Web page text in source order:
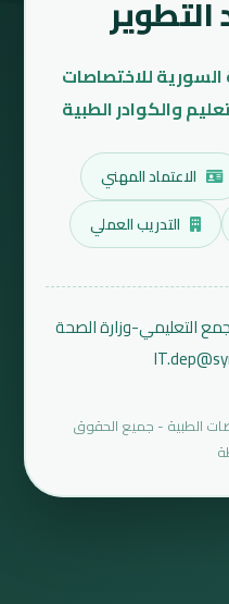
السورية للاختصاصات
والكوادر الطبية
الاعتماد المهني
التدريب العملي
التعليمي-وزارة الصحة
الطبية - جميع الحقوق